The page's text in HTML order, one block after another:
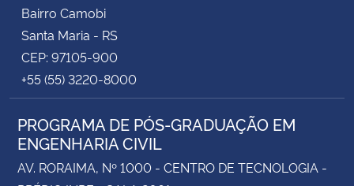
Bairro Camobi
Santa Maria - RS
CEP: 97105-900
+55 (55) 3220-8000
PROGRAMA DE PÓS-GRADUAÇÃO EM
ENGENHARIA CIVIL
AV. RORAIMA, Nº 1000 - CENTRO DE TECNOLOGIA -